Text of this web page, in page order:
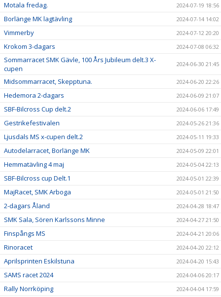
Motala fredag. 2024-07-19 18:56
Borlänge MK lagtävling 2024-07-14 14:02
Vimmerby 2024-07-12 20:20
Krokom 3-dagars 2024-07-08 06:32
Sommarracet SMK Gävle, 100 Års Jubileum delt.3 X-
cupen
2024-06-30 21:45
Midsommarracet, Skepptuna. 2024-06-20 22:26
Hedemora 2-dagars 2024-06-09 21:07
SBF-Bilcross Cup delt.2 2024-06-06 17:49
Gestrikefestivalen 2024-05-26 21:36
Ljusdals MS x-cupen delt.2 2024-05-11 19:33
Autodelarracet, Borlänge MK 2024-05-09 22:01
Hemmatävling 4 maj 2024-05-04 22:13
SBF-Bilcross cup Delt.1 2024-05-01 22:39
MajRacet, SMK Arboga 2024-05-01 21:50
2-dagars Åland 2024-04-28 18:47
SMK Sala, Sören Karlssons Minne 2024-04-27 21:50
Finspångs MS 2024-04-21 20:06
Rinoracet 2024-04-20 22:12
Aprilsprinten Eskilstuna 2024-04-20 15:43
SAMS racet 2024 2024-04-06 20:17
Rally Norrköping 2024-04-04 17:59